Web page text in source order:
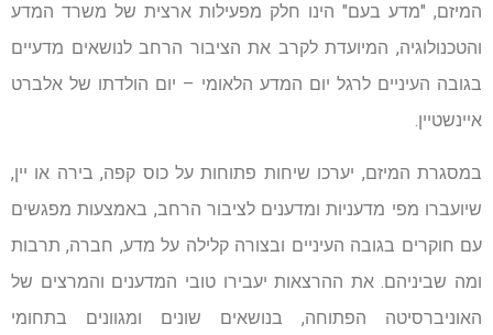
המיזם, "מדע בעם" הינו חלק מפעילות ארצית של משרד המדע
והטכנולוגיה, המיועדת לקרב את הציבור הרחב לנושאים מדעיים
בגובה העיניים לרגל יום המדע הלאומי – יום הולדתו של אלברט
איינשטיין.
במסגרת המיזם, יערכו שיחות פתוחות על כוס קפה, בירה או יין,
שיועברו מפי מדעניות ומדענים לציבור הרחב, באמצעות מפגשים
עם חוקרים בגובה העיניים ובצורה קלילה על מדע, חברה, תרבות
ומה שביניהם. את ההרצאות יעבירו טובי המדענים והמרצים של
האוניברסיטה הפתוחה, בנושאים שונים ומגוונים בתחומי